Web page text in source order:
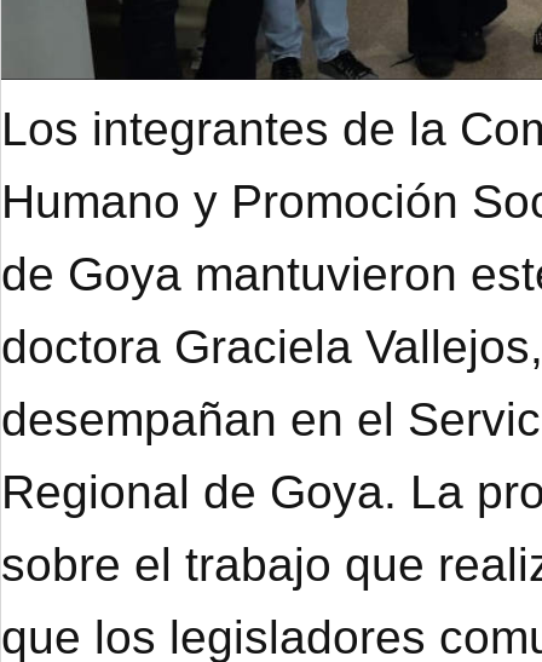
Los integrantes de la
Humano y Promoción
de Goya mantuvieron
doctora Graciela
desempañan en el
Regional de Goya. La
sobre el trabajo que
que los legisladores